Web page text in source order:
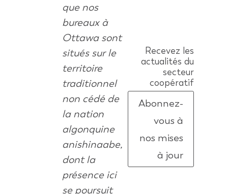
que nos
bureaux à
Ottawa sont
situés sur le
territoire
traditionnel
non cédé de
la nation
algonquine
anishinaabe,
dont la
présence ici
se poursuit
Recevez les
actualités du
secteur
coopératif
Abonnez-
vous à
nos mises
à jour